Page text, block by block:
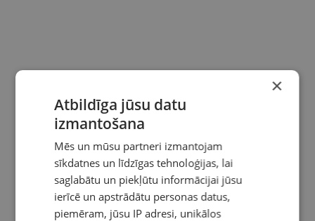
×
Atbildīga jūsu datu
izmantošana
Mēs un mūsu partneri izmantojam
sīkdatnes un līdzīgas tehnoloģijas, lai
saglabātu un piekļūtu informācijai jūsu
ierīcē un apstrādātu personas datus,
piemēram, jūsu IP adresi, unikālos